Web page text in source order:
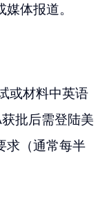
体报道。
或材料中英语
批后需登陆美
求（通常每半